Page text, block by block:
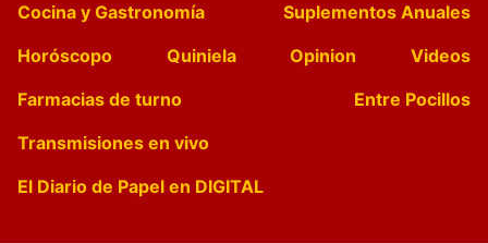
Cocina y Gastronomía
Suplementos Anuales
Horóscopo
Quiniela Opinion
Videos
Farmacias de turno
Entre Pocillos
Transmisiones en vivo
El Diario de Papel en DIGITAL